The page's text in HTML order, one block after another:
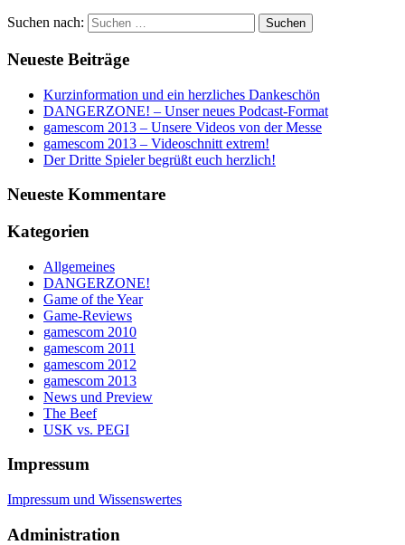
Suchen nach:
Neueste Beiträge
Kurzinformation und ein herzliches Dankeschön
DANGERZONE! – Unser neues Podcast-Format
gamescom 2013 – Unsere Videos von der Messe
gamescom 2013 – Videoschnitt extrem!
Der Dritte Spieler begrüßt euch herzlich!
Neueste Kommentare
Kategorien
Allgemeines
DANGERZONE!
Game of the Year
Game-Reviews
gamescom 2010
gamescom 2011
gamescom 2012
gamescom 2013
News und Preview
The Beef
USK vs. PEGI
Impressum
Impressum und Wissenswertes
Administration